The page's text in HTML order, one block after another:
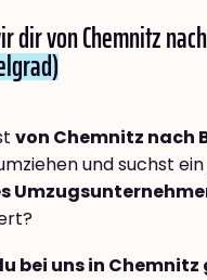
dir von Chemnitz nach
von Chemnitz nach
und suchst ein
bei uns in